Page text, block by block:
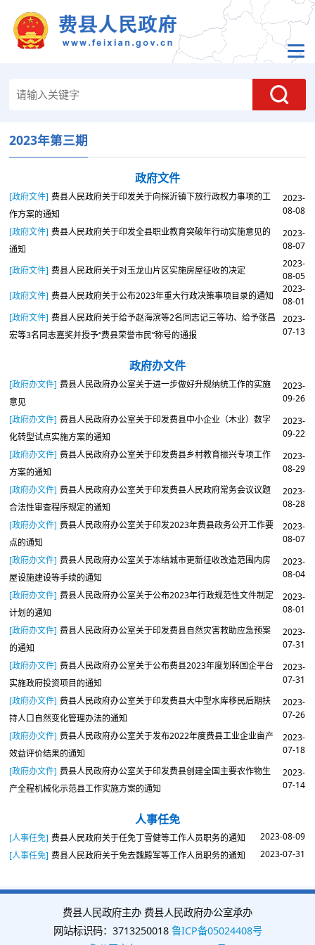
2023年第三期
政府文件
[政府文件] 费县人民政府关于印发关于向探沂镇下放行政权力事项的工
作方案的通知
2023-
08-08
[政府文件] 费县人民政府关于印发全县职业教育突破年行动实施意见的
通知
2023-
08-07
[政府文件] 费县人民政府关于对玉龙山片区实施房屋征收的决定
2023-
08-05
[政府文件] 费县人民政府关于公布2023年重大行政决策事项目录的通知
2023-
08-01
[政府文件] 费县人民政府关于给予赵海滨等2名同志记三等功、给予张昌
宏等3名同志嘉奖并授予“费县荣誉市民”称号的通报
2023-
07-13
政府办文件
[政府办文件] 费县人民政府办公室关于进一步做好升规纳统工作的实施
意见
2023-
09-26
[政府办文件] 费县人民政府办公室关于印发费县中小企业（木业）数字
化转型试点实施方案的通知
2023-
09-22
[政府办文件] 费县人民政府办公室关于印发费县乡村教育振兴专项工作
方案的通知
2023-
08-29
[政府办文件] 费县人民政府办公室关于印发费县人民政府常务会议议题
合法性审查程序规定的通知
2023-
08-28
[政府办文件] 费县人民政府办公室关于印发2023年费县政务公开工作要
点的通知
2023-
08-07
[政府办文件] 费县人民政府办公室关于冻结城市更新征收改造范围内房
屋设施建设等手续的通知
2023-
08-04
[政府办文件] 费县人民政府办公室关于公布2023年行政规范性文件制定
计划的通知
2023-
08-01
[政府办文件] 费县人民政府办公室关于印发费县自然灾害救助应急预案
的通知
2023-
07-31
[政府办文件] 费县人民政府办公室关于公布费县2023年度划转国企平台
实施政府投资项目的通知
2023-
07-31
[政府办文件] 费县人民政府办公室关于印发费县大中型水库移民后期扶
持人口自然变化管理办法的通知
2023-
07-26
[政府办文件] 费县人民政府办公室关于发布2022年度费县工业企业亩产
效益评价结果的通知
2023-
07-18
[政府办文件] 费县人民政府办公室关于印发费县创建全国主要农作物生
产全程机械化示范县工作实施方案的通知
2023-
07-14
人事任免
[人事任免] 费县人民政府关于任免丁雪健等工作人员职务的通知
2023-08-09
[人事任免] 费县人民政府关于免去魏殿军等工作人员职务的通知 2023-07-31
费县人民政府主办 费县人民政府办公室承办
网站标识码：3713250018 鲁ICP备05024408号